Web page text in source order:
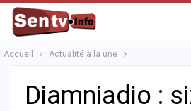
Accueil Actualité à la une
Diamniadio :